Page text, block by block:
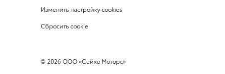
Изменить настройку cookies
Сбросить cookie
© 2026ООО «Сейхо Моторс»